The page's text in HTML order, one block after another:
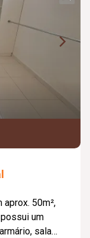
50m²,
um
sala,